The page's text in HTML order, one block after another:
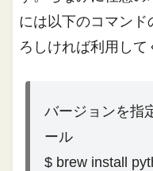
には以下のコマンド
ろしければ利用して
バージョンを指
ール
$ brew install